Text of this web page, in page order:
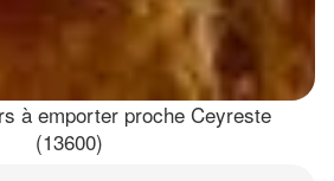
à emporter proche Ceyreste
(13600)